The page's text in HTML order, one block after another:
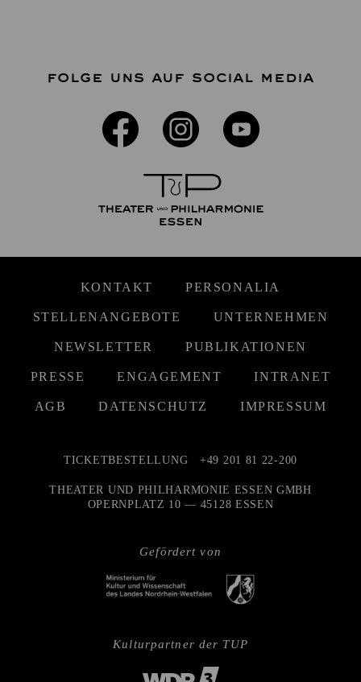
FOLGE UNS AUF SOCIAL MEDIA
KONTAKT PERSONALIA
STELLENANGEBOTE UNTERNEHMEN
NEWSLETTER PUBLIKATIONEN
PRESSE ENGAGEMENT INTRANET
AGB DATENSCHUTZ IMPRESSUM
Gefördert von
TICKETBESTELLUNG +49 201 81 22-200
THEATER UND PHILHARMONIE ESSEN GMBH
OPERNPLATZ 10 — 45128 ESSEN
Kulturpartner der TUP